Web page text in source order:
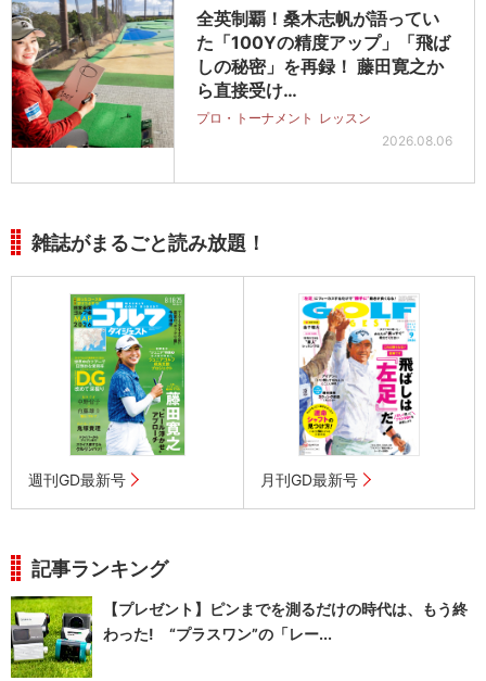
全英制覇！桑木志帆が語ってい
た「100Yの精度アップ」「飛ば
しの秘密」を再録！ 藤田寛之か
ら直接受け…
プロ・トーナメント レッスン
2026.08.06
雑誌がまるごと読み放題！
週刊GD最新号 月刊GD最新号
記事ランキング
【プレゼント】ピンまでを測るだけの時代は、もう終
わった! “プラスワン”の「レー...